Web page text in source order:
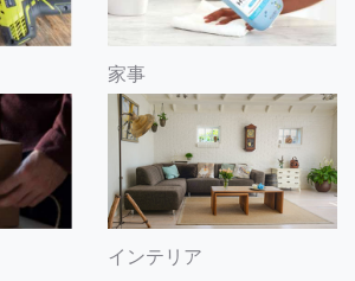
家事
インテリア